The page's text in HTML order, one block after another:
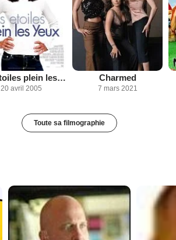
Des étoiles plein les yeux
20 avril 2005
Charmed
7 mars 2021
Toute sa filmographie